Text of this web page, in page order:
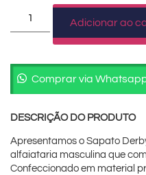
Adicionar ao
Comprar via
DESCRIÇÃO DO PRODUTO
Apresentamos o Sapato
alfaiataria masculina que
Confeccionado em material